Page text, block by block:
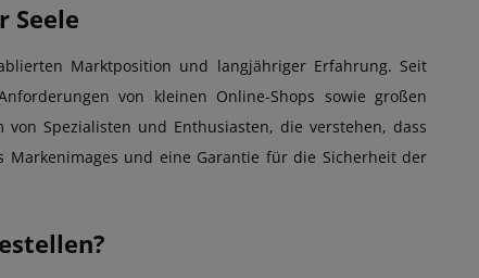
Seele
Marktposition und langjähriger Erfahrung. Seit
von kleinen Online-Shops sowie großen
Spezialisten und Enthusiasten, die verstehen, dass
und eine Garantie für die Sicherheit der